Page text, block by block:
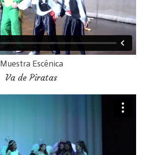
Muestra Escénica
Va de Piratas